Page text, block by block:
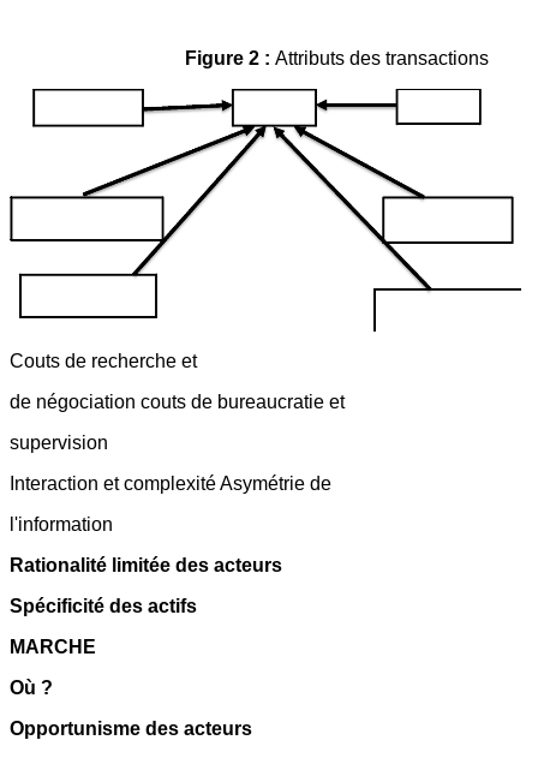
Figure 2 : Attributs des transactions
Couts de recherche et
de négociation couts de bureaucratie et
supervision
Interaction et complexité Asymétrie de
l'information
Rationalité limitée des acteurs
Spécificité des actifs
MARCHE
Où ?
Opportunisme des acteurs